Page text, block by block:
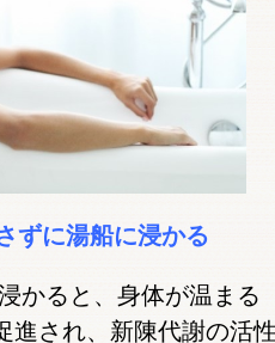
ずに湯船に浸かる
かると、身体が温まる
進され、新陳代謝の活